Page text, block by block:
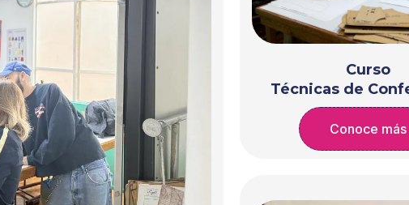
Curso
Técnicas de
Conoce más